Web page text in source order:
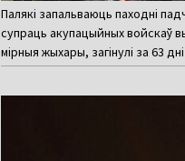
Палякі запальваюць паходні
супраць акупацыйных войскаў
мірныя жыхары, загінулі за 63